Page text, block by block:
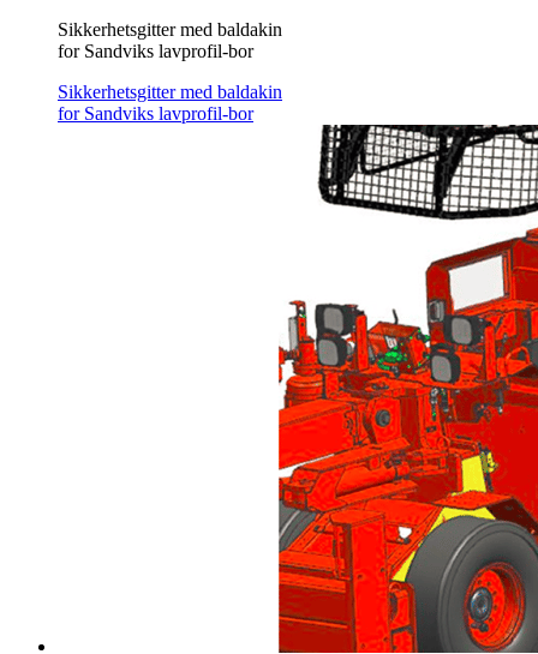
Sikkerhetsgitter med baldakin
for Sandviks lavprofil-bor
Sikkerhetsgitter med baldakin
for Sandviks lavprofil-bor